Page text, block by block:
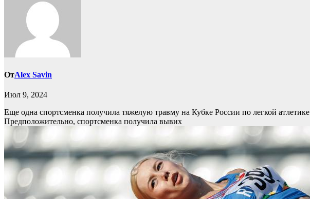
ОтAlex Savin
Июл 9, 2024
Еще одна спортсменка получила тяжелую травму на Кубке России по легкой атлетике
Предположительно, спортсменка получила вывих